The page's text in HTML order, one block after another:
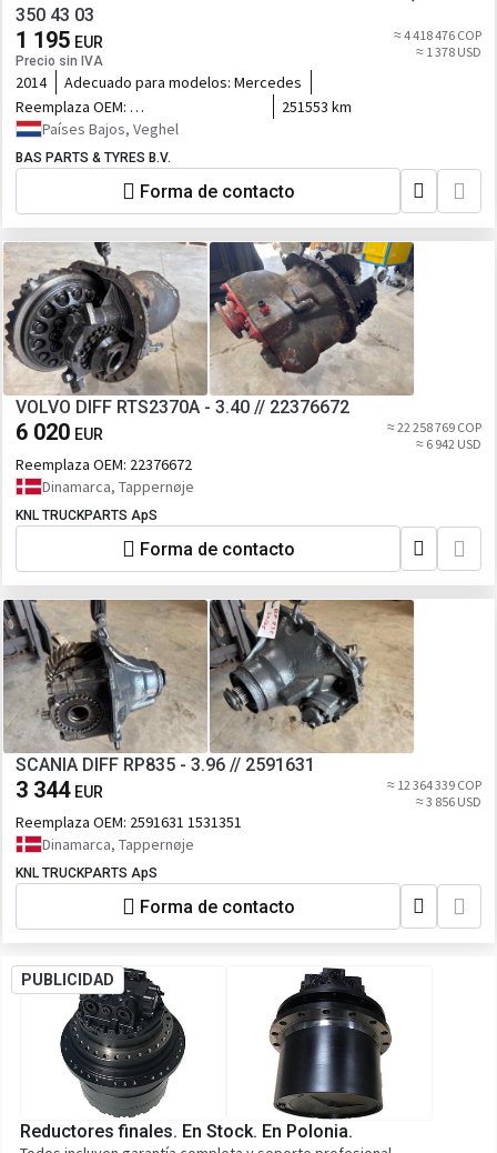
350 43 03
1 195 EUR
Precio sin IVA
≈ 4 418 476 COP
≈ 1 378 USD
2014 Adecuado para modelos: Mercedes
Reemplaza OEM:
0003504303,9733500223,0003507439,A
4303,A0003504303,000 350 43 03,A
973 350 02 23,A 973 350
000 350 74 39,A 000 350
7439,A0003507439,000 350 74 39
251553 km
Países Bajos, Veghel
BAS PARTS & TYRES B.V.
Forma de contacto
VOLVO DIFF RTS2370A - 3.40 // 22376672
6 020 EUR
≈ 22 258 769 COP
≈ 6 942 USD
Reemplaza OEM: 22376672
Dinamarca, Tappernøje
KNL TRUCKPARTS ApS
Forma de contacto
SCANIA DIFF RP835 - 3.96 // 2591631
3 344 EUR
≈ 12 364 339 COP
≈ 3 856 USD
Reemplaza OEM: 2591631 1531351
Dinamarca, Tappernøje
KNL TRUCKPARTS ApS
Forma de contacto
PUBLICIDAD
Reductores finales. En Stock. En Polonia.